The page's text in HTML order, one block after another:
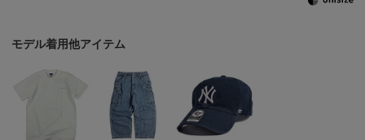
モデル着用他アイテム